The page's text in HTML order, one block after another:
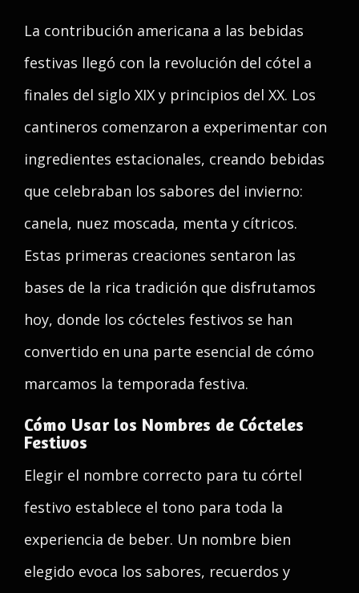
La contribución americana a las bebidas
festivas llegó con la revolución del cótel a
finales del siglo XIX y principios del XX. Los
cantineros comenzaron a experimentar con
ingredientes estacionales, creando bebidas
que celebraban los sabores del invierno:
canela, nuez moscada, menta y cítricos.
Estas primeras creaciones sentaron las
bases de la rica tradición que disfrutamos
hoy, donde los cócteles festivos se han
convertido en una parte esencial de cómo
marcamos la temporada festiva.
Cómo Usar los Nombres de Cócteles
Festivos
Elegir el nombre correcto para tu córtel
festivo establece el tono para toda la
experiencia de beber. Un nombre bien
elegido evoca los sabores, recuerdos y